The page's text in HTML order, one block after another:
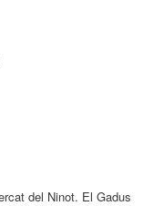
del Ninot. El Gadus